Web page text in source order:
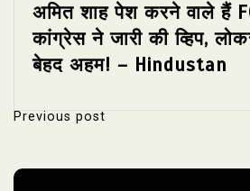
अमित शाह पेश करने वाले हैं
कांग्रेस ने जारी की व्हिप,
बेहद अहम! – Hindustan
P
s
Previous post